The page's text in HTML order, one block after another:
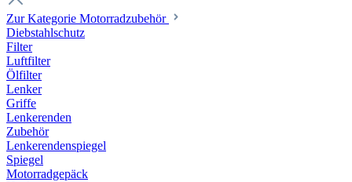
Zur Kategorie Motorradzubehör
Diebstahlschutz
Filter
Luftfilter
Ölfilter
Lenker
Griffe
Lenkerenden
Zubehör
Lenkerendenspiegel
Spiegel
Motorradgepäck